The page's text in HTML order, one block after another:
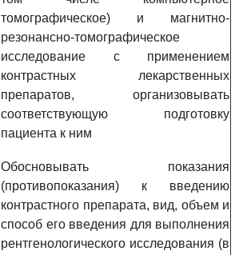
томографическое) и магнитно-
резонансно-томографическое
исследование с применением
контрастных лекарственных
препаратов, организовывать
соответствующую подготовку
пациента к ним
Обосновывать показания
(противопоказания) к введению
контрастного препарата, вид, объем и
способ его введения для выполнения
рентгенологического исследования (в